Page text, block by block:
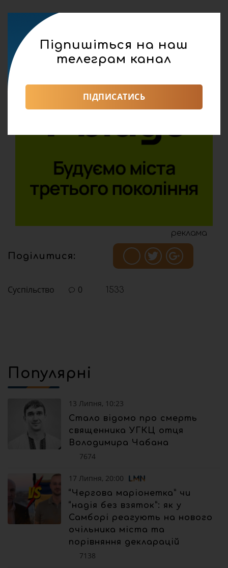
реклама
Поділитися:
Суспільство 0 1533
Популярні
13 Липня, 10:23
Стало відомо про смерть
священника УГКЦ отця
Володимира Чабана
7674
17 Липня, 20:00
“Чергова маріонетка” чи
“надія без взяток”: як у
Самборі реагують на нового
очільника міста та
порівняння декларацій
7138
Підпишіться на наш
телеграм канал
ПІДПИСАТИСЬ